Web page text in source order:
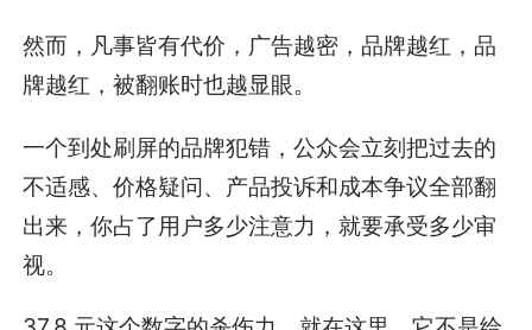
然而，凡事皆有代价，广告越密，品牌越红，品
牌越红，被翻账时也越显眼。
一个到处刷屏的品牌犯错，公众会立刻把过去的
不适感、价格疑问、产品投诉和成本争议全部翻
出来，你占了用户多少注意力，就要承受多少审
视。